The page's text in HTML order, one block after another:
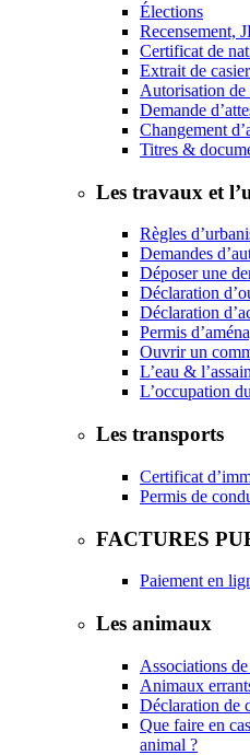
Élections
Recensement,
Certificat de
Extrait de
Autorisation
Demande
Changement
Titres &
Les travaux et
Règles
Demandes
Déposer une
Déclaration
Déclaration
Permis
Ouvrir un
L’eau &
L’occupation
Les transports
Certificat
Permis de
FACTURES
Paiement en
Les animaux
Associations
Animaux
Déclaration de
Que faire en
animal ?